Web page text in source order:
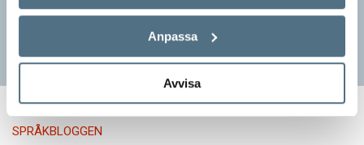
Anpassa
Avvisa
kommunen med en humoristisk knorr, säger Anders Svensson,
SPRÅKBLOGGEN